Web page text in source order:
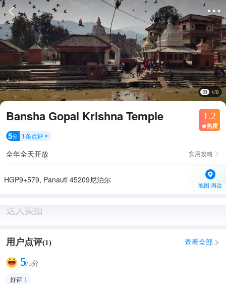
 
1/0
Bansha Gopal Krishna Temple 1.2
 热度
5分 1条点评 
全年全天开放 实用攻略 
HGP9+579, Panauti 45209尼泊尔
地图·周边
达人实拍
用户点评(1) 查看全部 
5/5分
好评 1